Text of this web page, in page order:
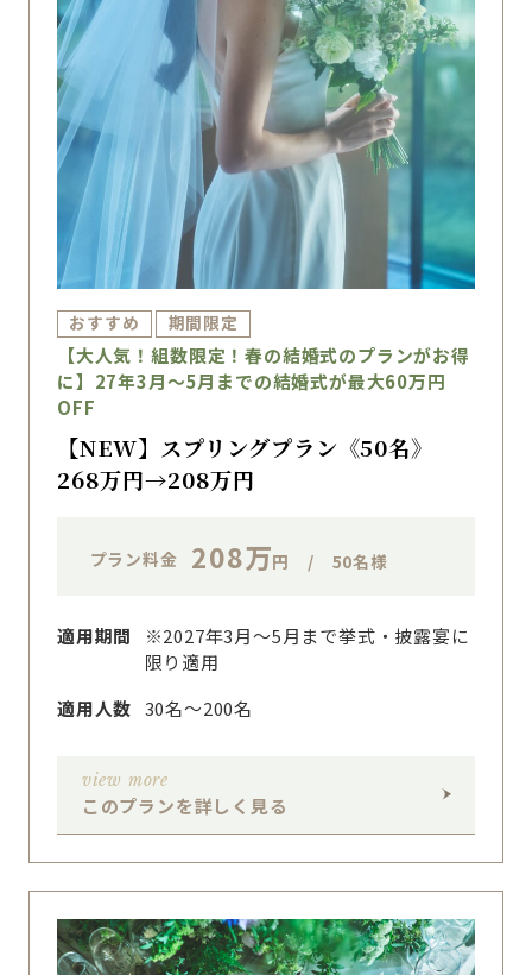
おすすめ 期間限定
【大人気！組数限定！春の結婚式のプランがお得
に】27年3月～5月までの結婚式が最大60万円
OFF
【NEW】スプリングプラン《50名》
268万円→208万円
プラン料金 208万円 / 50名様
適用期間
※2027年3月～5月まで挙式・披露宴に
限り適用
適用人数 30名〜200名
view more
このプランを詳しく見る